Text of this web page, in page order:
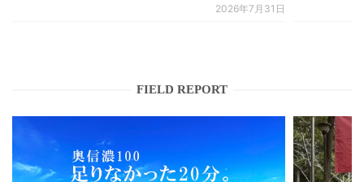
2026年7月31日
FIELD REPORT